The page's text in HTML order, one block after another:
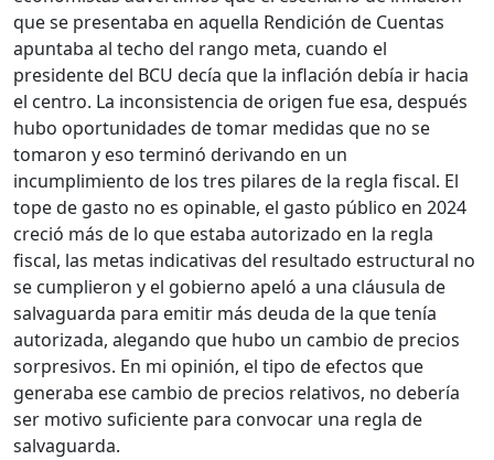
que se presentaba en aquella Rendición de Cuentas
apuntaba al techo del rango meta, cuando el
presidente del BCU decía que la inflación debía ir hacia
el centro. La inconsistencia de origen fue esa, después
hubo oportunidades de tomar medidas que no se
tomaron y eso terminó derivando en un
incumplimiento de los tres pilares de la regla fiscal. El
tope de gasto no es opinable, el gasto público en 2024
creció más de lo que estaba autorizado en la regla
fiscal, las metas indicativas del resultado estructural no
se cumplieron y el gobierno apeló a una cláusula de
salvaguarda para emitir más deuda de la que tenía
autorizada, alegando que hubo un cambio de precios
sorpresivos. En mi opinión, el tipo de efectos que
generaba ese cambio de precios relativos, no debería
ser motivo suficiente para convocar una regla de
salvaguarda.